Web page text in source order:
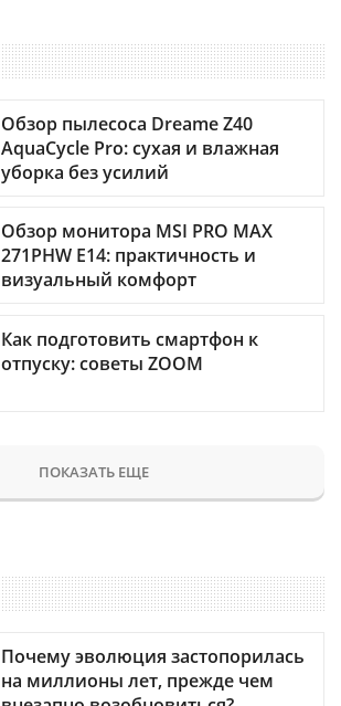
Обзор пылесоса Dreame Z40
AquaCycle Pro: сухая и влажная
уборка без усилий
Обзор монитора MSI PRO MAX
271PHW E14: практичность и
визуальный комфорт
Как подготовить смартфон к
отпуску: советы ZOOM
ПОКАЗАТЬ ЕЩЕ
Почему эволюция застопорилась
на миллионы лет, прежде чем